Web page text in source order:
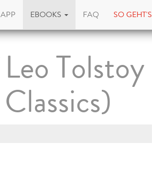
APP EBOOKS FAQ SO GEHT'S
Tolstoy